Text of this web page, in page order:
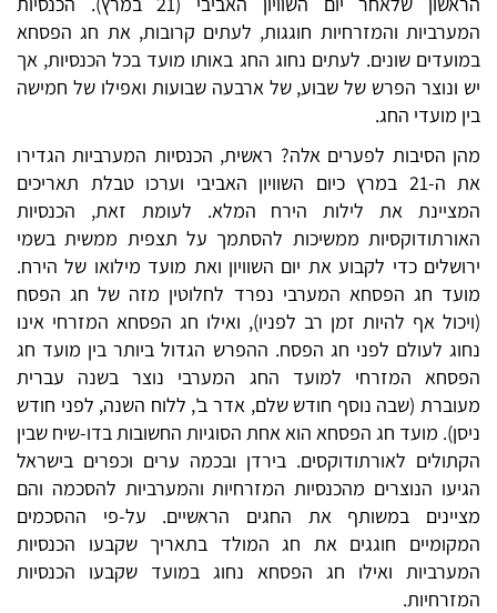
המערביות והמזרחיות חוגגות, לעתים קרובות, את חג הפסחא
במועדים שונים. לעתים נחוג החג באותו מועד בכל הכנסיות, אך
יש ונוצר הפרש של שבוע, של ארבעה שבועות ואפילו של חמישה
בין מועדי החג.
מהן הסיבות לפערים אלה? ראשית, הכנסיות המערביות הגדירו
את ה-21 במרץ כיום השוויון האביבי וערכו טבלת תאריכים
המציינת את לילות הירח המלא. לעומת זאת, הכנסיות
האורתודוקסיות ממשיכות להסתמך על תצפית ממשית בשמי
ירושלים כדי לקבוע את יום השוויון ואת מועד מילואו של הירח.
מועד חג הפסחא המערבי נפרד לחלוטין מזה של חג הפסח
(ויכול אף להיות זמן רב לפניו), ואילו חג הפסחא המזרחי אינו
נחוג לעולם לפני חג הפסח. ההפרש הגדול ביותר בין מועד חג
הפסחא המזרחי למועד החג המערבי נוצר בשנה עברית
מעוברת (שבה נוסף חודש שלם, אדר ב', ללוח השנה, לפני חודש
ניסן). מועד חג הפסחא הוא אחת הסוגיות החשובות בדו-שיח שבין
הקתולים לאורתודוקסים. בירדן ובכמה ערים וכפרים בישראל
הגיעו הנוצרים מהכנסיות המזרחיות והמערביות להסכמה והם
מציינים במשותף את החגים הראשיים. על-פי ההסכמים
המקומיים חוגגים את חג המולד בתאריך שקבעו הכנסיות
המערביות ואילו חג הפסחא נחוג במועד שקבעו הכנסיות
המזרחיות.